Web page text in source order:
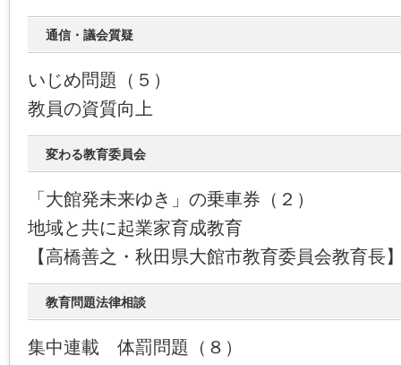
通信・議会質疑
いじめ問題（５）
教員の資質向上
変わる教育委員会
「大館発未来ゆき」の乗車券（２）
地域と共に起業家育成教育
【高橋善之・秋田県大館市教育委員会教育長
教育問題法律相談
集中連載 体罰問題（８）